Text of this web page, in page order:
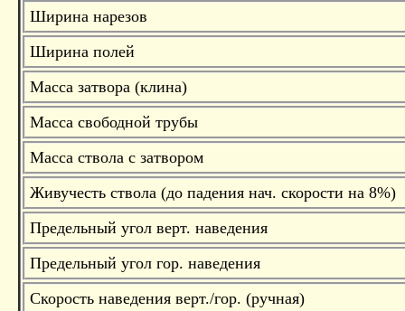
Ширина нарезов
Ширина полей
Масса затвора (клина)
Масса свободной трубы
Масса ствола с затвором
Живучесть ствола (до падения нач. скорости на 8%)
Предельный угол верт. наведения
Предельный угол гор. наведения
Скорость наведения верт./гор. (ручная)